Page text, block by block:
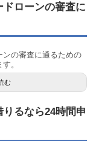
ドローンの審査に
ンの審査に通るための
。
む
るなら24時間申